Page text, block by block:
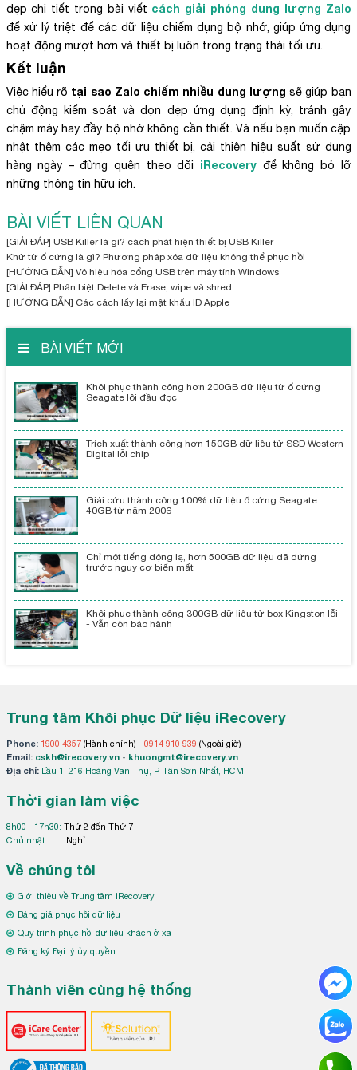
dẹp chi tiết trong bài viết cách giải phóng dung lượng Zalo
để xử lý triệt để các dữ liệu chiếm dụng bộ nhớ, giúp ứng dụng
hoạt động mượt hơn và thiết bị luôn trong trạng thái tối ưu.
Kết luận
Việc hiểu rõ tại sao Zalo chiếm nhiều dung lượng sẽ giúp bạn
chủ động kiểm soát và dọn dẹp ứng dụng định kỳ, tránh gây
chậm máy hay đầy bộ nhớ không cần thiết. Và nếu bạn muốn cập
nhật thêm các mẹo tối ưu thiết bị, cải thiện hiệu suất sử dụng
hàng ngày – đừng quên theo dõi iRecoveryđể không bỏ lỡ
những thông tin hữu ích.
BÀI VIẾT LIÊN QUAN
[GIẢI ĐÁP] USB Killer là gì? cách phát hiện thiết bị USB Killer
Khử từ ổ cứng là gì? Phương pháp xóa dữ liệu không thể phục hồi
[HƯỚNG DẪN] Vô hiệu hóa cổng USB trên máy tính Windows
[GIẢI ĐÁP] Phân biệt Delete và Erase, wipe và shred
[HƯỚNG DẪN] Các cách lấy lại mật khẩu ID Apple
BÀI VIẾT MỚI
Khôi phục thành công hơn 200GB dữ liệu từ ổ cứng
Seagate lỗi đầu đọc
Trích xuất thành công hơn 150GB dữ liệu từ SSD Western
Digital lỗi chip
Giải cứu thành công 100% dữ liệu ổ cứng Seagate
40GB từ năm 2006
Chỉ một tiếng động lạ, hơn 500GB dữ liệu đã đứng
trước nguy cơ biến mất
Khôi phục thành công 300GB dữ liệu từ box Kingston lỗi
- Vẫn còn bảo hành
Trung tâm Khôi phục Dữ liệu iRecovery
Phone: 1900 4357(Hành chính) - 0914 910 939 (Ngoài giờ)
Email: cskh@irecovery.vn- khuongmt@irecovery.vn
Địa chỉ: Lầu 1, 216 Hoàng Văn Thụ, P. Tân Sơn Nhất, HCM
Thời gian làm việc
8h00 - 17h30: Thứ 2 đến Thứ 7
Chủ nhật:
Nghỉ
Về chúng tôi
Giới thiệu về Trung tâm iRecovery
Bảng giá phục hồi dữ liệu
Quy trình phục hồi dữ liệu khách ở xa
Đăng ký Đại lý ủy quyền
Thành viên cùng hệ thống